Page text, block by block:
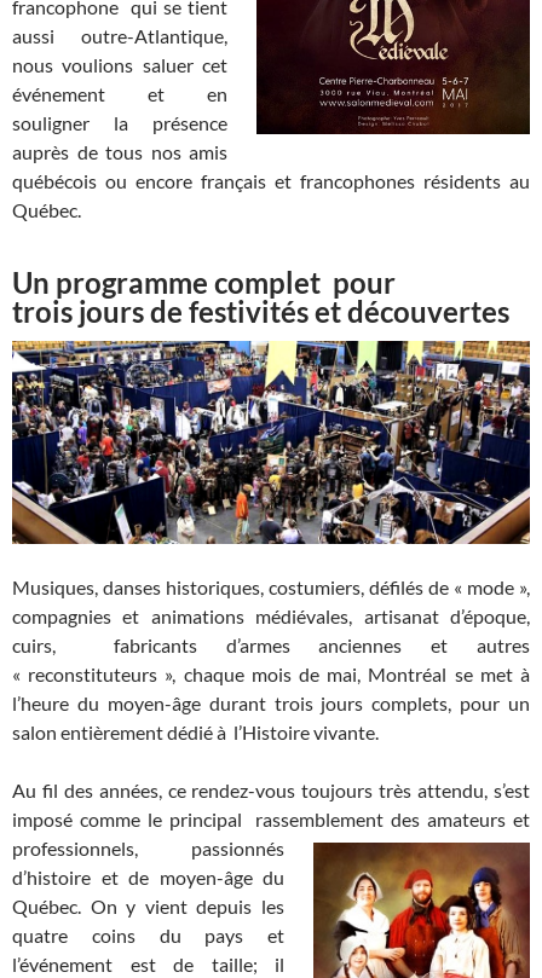
francophone qui se tient
aussi outre-Atlantique,
nous voulions saluer cet
événement et en
souligner la présence
auprès de tous nos amis
québécois ou encore français et francophones résidents au
Québec.
Un programme complet pour
trois jours de festivités et découvertes
Musiques, danses historiques, costumiers, défilés de « mode »,
compagnies et animations médiévales, artisanat d’époque,
cuirs, fabricants d’armes anciennes et autres
« reconstituteurs », chaque mois de mai, Montréal se met à
l’heure du moyen-âge durant trois jours complets, pour un
salon entièrement dédié à l’Histoire vivante.
Au fil des années, ce rendez-vous toujours très attendu, s’est
imposé comme le principal rassemblement des amateurs et
professionnels, passionnés
d’histoire et de moyen-âge du
Québec. On y vient depuis les
quatre coins du pays et
l’événement est de taille; il